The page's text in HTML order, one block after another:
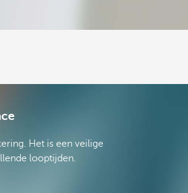
Het is een veilige
looptijden.